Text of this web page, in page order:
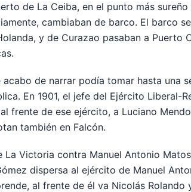
de La Ceiba, en el punto más
cambiaban de barco. El barco
y de Curazao pasaban a Puerto
de narrar podía tomar hasta una
En 1901, el jefe del Ejército Liberal-
frente de ese ejército, a Luciano
también en Falcón.
La Victoria contra Manuel Antonio
dispersa al ejército de Manuel
al frente de él va Nicolás Rolando